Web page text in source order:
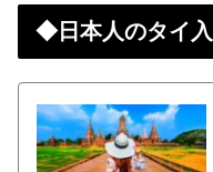
◆日本人のタイ入